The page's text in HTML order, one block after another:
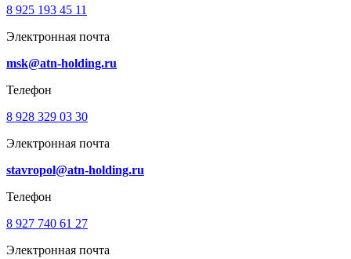
8 925 193 45 11
Электронная почта
msk@atn-holding.ru
Телефон
8 928 329 03 30
Электронная почта
stavropol@atn-holding.ru
Телефон
8 927 740 61 27
Электронная почта